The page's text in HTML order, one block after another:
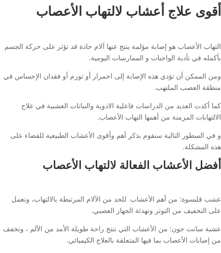
أقوى علاج أعشاب لالتهاب الأعصاب
التهاب الأعصاب هو إصابة مؤلمة ينتج عنها آلام حادة قد تؤثر على حركة الجسم
بأكمله في تأدية الواجبات و الممارسات اليومية.
ومن الممكن أن تؤدي هذه الإصابة إلى احمرار أو تورم أو فقدان الإحساس في
منطقة العصب الملتهب.
كما أكدت العديد من الدراسات فاعلية الادوية والنباتات العشبية في علاج
الالتهابات المزمنة من أهمها التهاب الأعصاب.
و في السطور التالية سنقوم بذكر أهم وأقوى الأعشاب الطبيعية للقضاء على
هذه المشكلة.
أفضل الأعشاب الفعالة لالتهاب الأعصاب
عشب قلنسوة: من أهم الأعشاب للحد من الآلام المرتبطة بالالتهاب، وتعمل
على التخفيف من التوتر وتهدئة الجهاز العصبي.
عشبة سانت جون: من الأعشاب التي تنتج راحة طويلة الأمد من الألم ، وتخفف
من إصابات الأعصاب بما فيها المتعلقة بالعلاج الكيميائي.